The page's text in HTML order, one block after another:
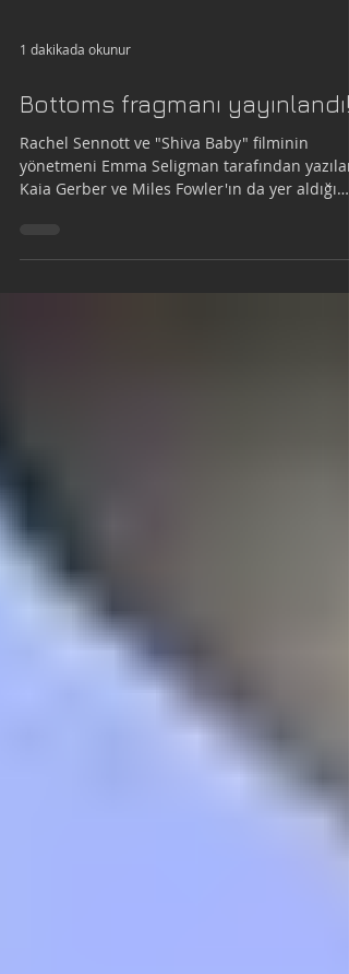
1 dakikada okunur
Bottoms fragmanı yayınlandı!
Rachel Sennott ve "Shiva Baby" filminin
queer...